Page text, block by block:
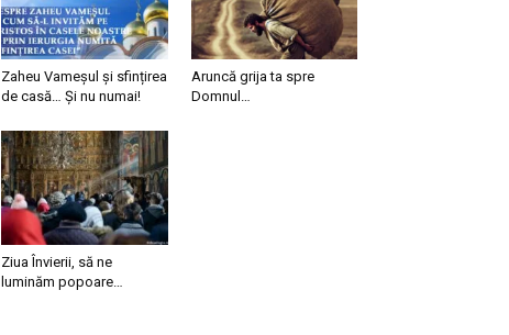
Zaheu Vameșul și sfințirea
de casă… Și nu numai!
Aruncă grija ta spre
Domnul…
Ziua Învierii, să ne
luminăm popoare…